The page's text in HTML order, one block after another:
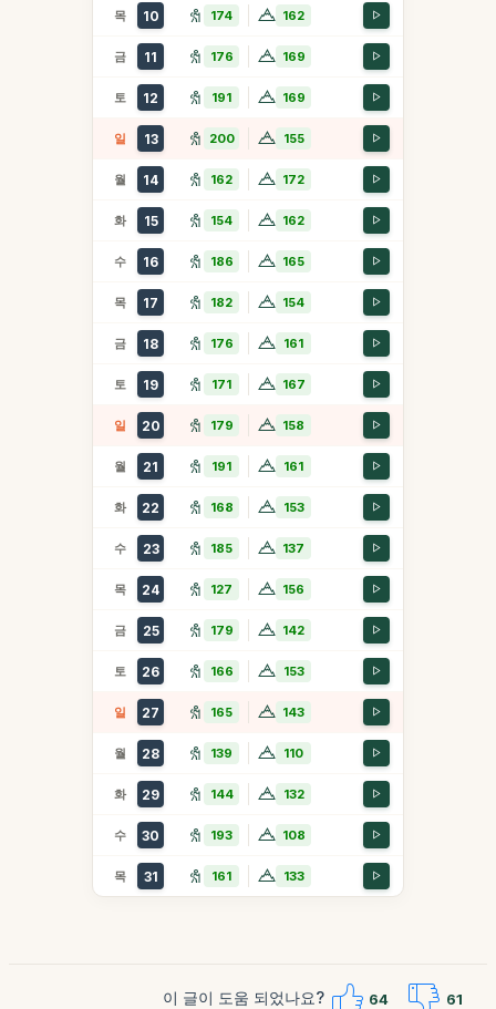
목 10 174 162
금 11 176 169
토 12 191 169
일 13 200 155
월 14 162 172
화 15 154 162
수 16 186 165
목 17 182 154
금 18 176 161
토 19 171 167
일 20 179 158
월 21 191 161
화 22 168 153
수 23 185 137
목 24 127 156
금 25 179 142
토 26 166 153
일 27 165 143
월 28 139 110
화 29 144 132
수 30 193 108
목 31 161 133
이 글이 도움 되었나요? 64 61